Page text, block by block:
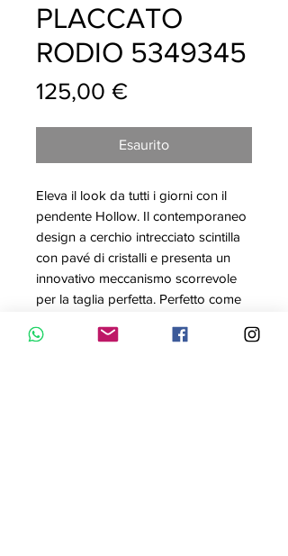
PLACCATO
RODIO 5349345
125,00 €Prezzo
Esaurito
Eleva il look da tutti i giorni con il
pendente Hollow. Il contemporaneo
design a cerchio intrecciato scintilla
con pavé di cristalli e presenta un
innovativo meccanismo scorrevole
per la taglia perfetta. Perfetto come
catenina.